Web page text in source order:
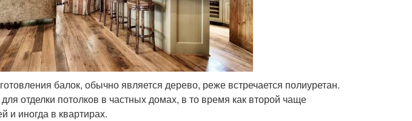
балок, обычно является дерево, реже встречается полиуретан.
отделки потолков в частных домах, в то время как второй чаще
и иногда в квартирах.